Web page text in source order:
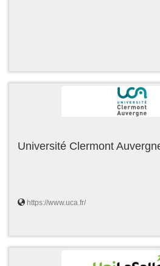
Université Clermont
https://www.uca.fr/